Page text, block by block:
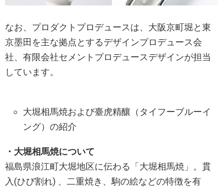
なお、プロダクトプロデュースは、大阪京町堀と東
京墨田を主な拠点とするデザインプロデュース会
社、有限会社セメントプロデュースデザインが担当
しています。
大堀相馬焼および臺虎精釀（タイフーブルーイ
ング）の紹介
・大堀相馬焼について
福島県浪江町大堀地区に伝わる「大堀相馬焼」。貫
入(ひび割れ) 、二重焼き、駒の絵などの特徴を有